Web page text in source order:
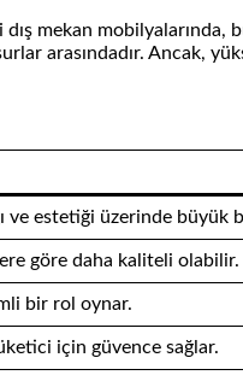
mekan mobilyalarında,
arasındadır. Ancak,
ve estetiği üzerinde büyük
göre daha kaliteli olabilir.
bir rol oynar.
için güvence sağlar.